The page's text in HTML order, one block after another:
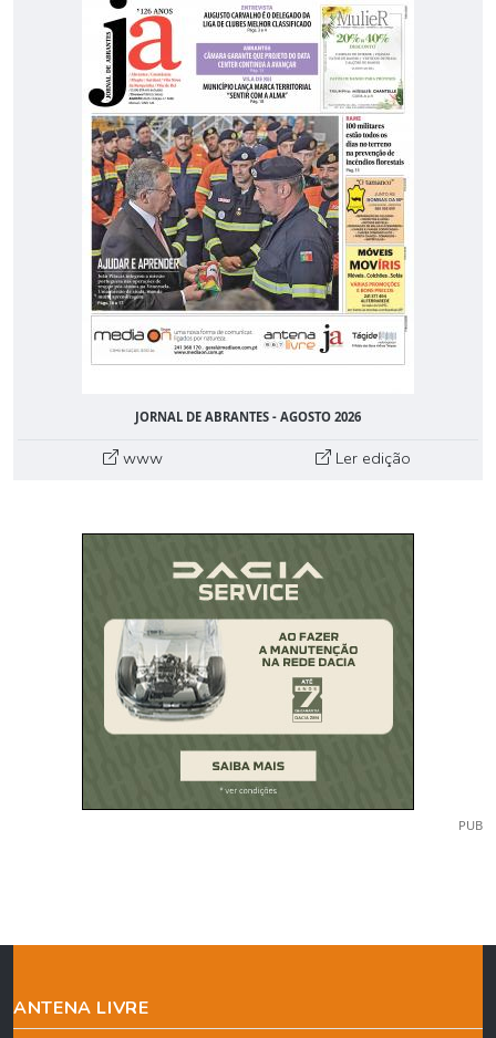
JORNAL DE ABRANTES - AGOSTO 2026
www Ler edição
PUB
ANTENA LIVRE